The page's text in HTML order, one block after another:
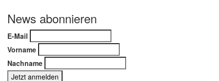
News abonnieren
E-Mail
Vorname
Nachname